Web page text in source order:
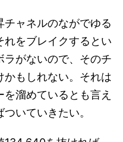
ャネルのながでゆる
れをブレイクするとい
ラがないので、そのチ
かもしれない。それは
溜めているとも言え
いていきたい。